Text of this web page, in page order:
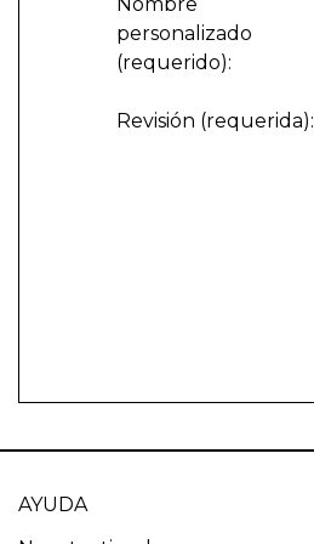
personalizado
(requerido):
Revisión (requerida):
AYUDA